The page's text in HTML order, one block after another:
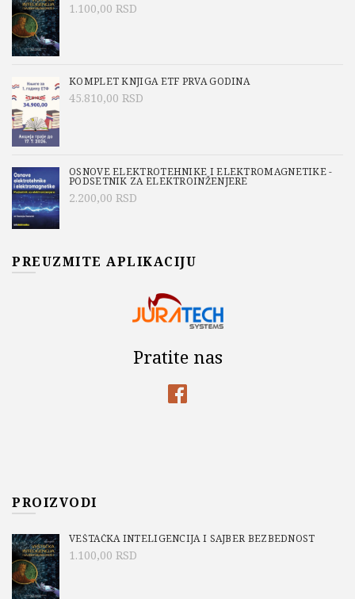
1.100,00 RSD
KOMPLET KNJIGA ETF PRVA GODINA
45.810,00 RSD
OSNOVE ELEKTROTEHNIKE I ELEKTROMAGNETIKE -
PODSETNIK ZA ELEKTROINŽENJERE
2.200,00 RSD
PREUZMITE APLIKACIJU
Pratite nas
PROIZVODI
VEŠTAČKA INTELIGENCIJA I SAJBER BEZBEDNOST
1.100,00 RSD